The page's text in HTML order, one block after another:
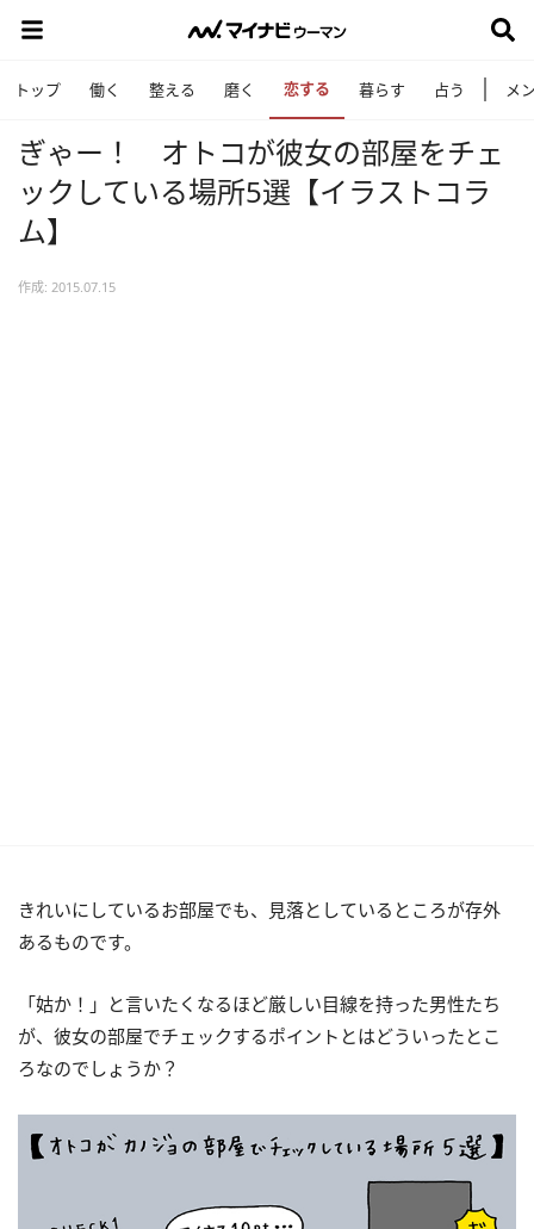
トップ 働く 整える 磨く 恋する 暮らす 占う メ
ぎゃー！ オトコが彼女の部屋をチェ
ックしている場所5選【イラストコラ
ム】
作成: 2015.07.15
きれいにしているお部屋でも、見落としているところが存外
あるものです。
「姑か！」と言いたくなるほど厳しい目線を持った男性たち
が、彼女の部屋でチェックするポイントとはどういったとこ
ろなのでしょうか？